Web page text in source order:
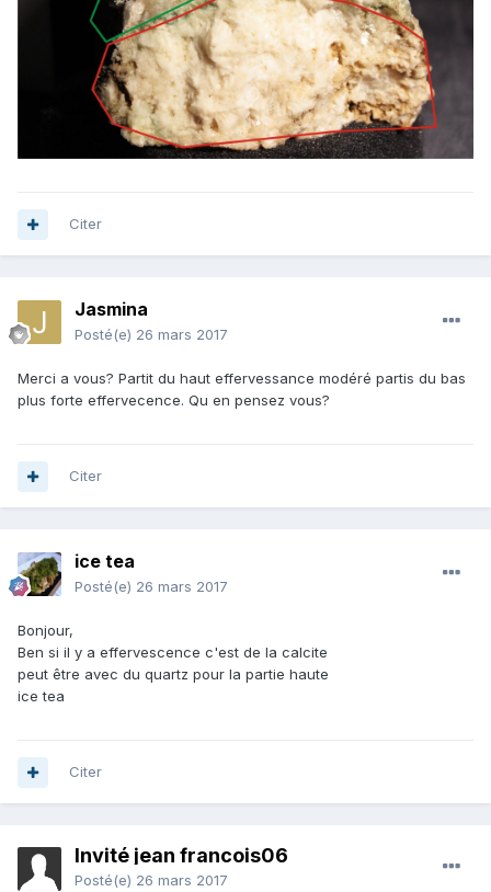
Citer
Jasmina
Posté(e) 26 mars 2017
Merci a vous? Partit du haut effervessance modéré partis du bas
plus forte effervecence. Qu en pensez vous?
Citer
ice tea
Posté(e) 26 mars 2017
Bonjour,
Ben si il y a effervescence c'est de la calcite
peut être avec du quartz pour la partie haute
ice tea
Citer
Invité jean francois06
Posté(e) 26 mars 2017